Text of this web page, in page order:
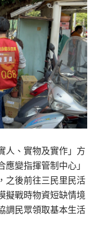
人、實物及實作」方
變指揮管制中心」
之後前往三民里民活
擬戰時物資短缺情境
調民眾領取基本生活